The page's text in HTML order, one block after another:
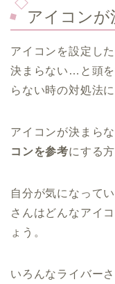
アイコンが
アイコンを設定し
決まらない…と頭を
らない時の対処法
アイコンが決まら
コンを参考にする
自分が気になって
さんはどんなアイ
ょう。
いろんなライバー